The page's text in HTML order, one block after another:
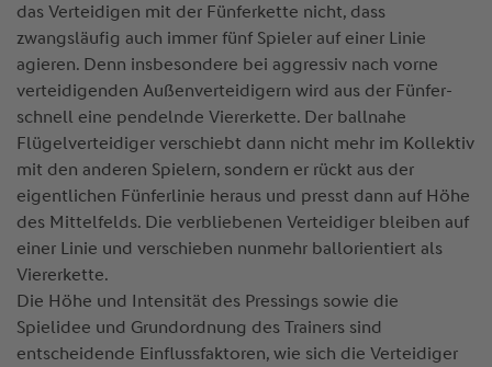
das Verteidigen mit der Fünferkette nicht, dass
zwangsläufig auch immer fünf Spieler auf einer Linie
agieren. Denn insbesondere bei aggressiv nach vorne
verteidigenden Außenverteidigern wird aus der Fünfer-
schnell eine pendelnde Viererkette. Der ballnahe
Flügelverteidiger verschiebt dann nicht mehr im Kollektiv
mit den anderen Spielern, sondern er rückt aus der
eigentlichen Fünferlinie heraus und presst dann auf Höhe
des Mittelfelds. Die verbliebenen Verteidiger bleiben auf
einer Linie und verschieben nunmehr ballorientiert als
Viererkette.
Die Höhe und Intensität des Pressings sowie die
Spielidee und Grundordnung des Trainers sind
entscheidende Einflussfaktoren, wie sich die Verteidiger